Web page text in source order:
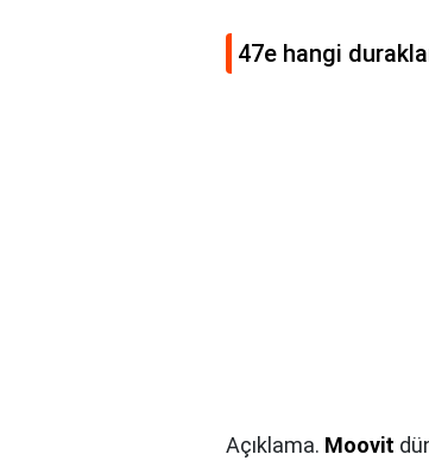
47e hangi
Açıklama. Moovit